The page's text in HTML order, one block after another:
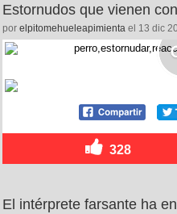
Estornudos que vienen
por elpitomehueleapimienta el 13 dic
328
El intérprete farsante ha